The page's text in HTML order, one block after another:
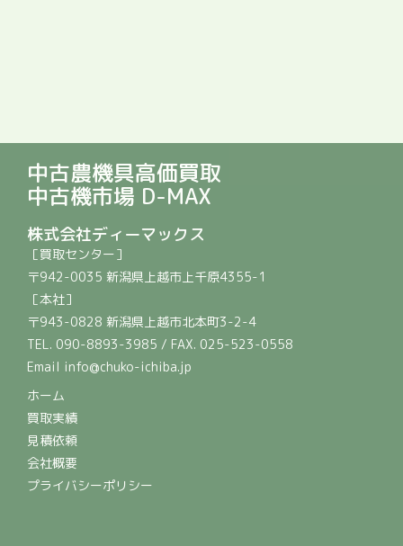
中古農機具高価買取
中古機市場 D-MAX
株式会社ディーマックス
［買取センター］
〒942-0035 新潟県上越市上千原4355-1
［本社］
〒943-0828 新潟県上越市北本町3-2-4
TEL. 090-8893-3985 / FAX. 025-523-0558
Email info@chuko-ichiba.jp
ホーム
買取実績
見積依頼
会社概要
プライバシーポリシー